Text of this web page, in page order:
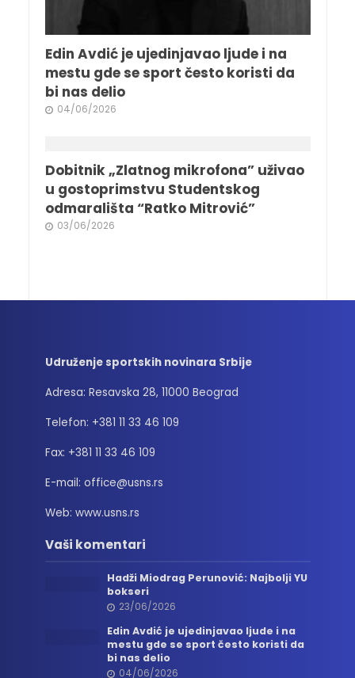
Edin Avdić je ujedinjavao ljude i na
mestu gde se sport često koristi da
bi nas delio
04/06/2026
Dobitnik „Zlatnog mikrofona” uživao
u gostoprimstvu Studentskog
odmarališta “Ratko Mitrović”
03/06/2026
Udruženje sportskih novinara Srbije
Adresa: Resavska 28, 11000 Beograd
Telefon: +381 11 33 46 109
Fax: +381 11 33 46 109
E-mail: office@usns.rs
Web: www.usns.rs
Vaši komentari
Hadži Miodrag Perunović: Najbolji YU
bokseri
23/06/2026
Edin Avdić je ujedinjavao ljude i na
mestu gde se sport često koristi da
bi nas delio
04/06/2026